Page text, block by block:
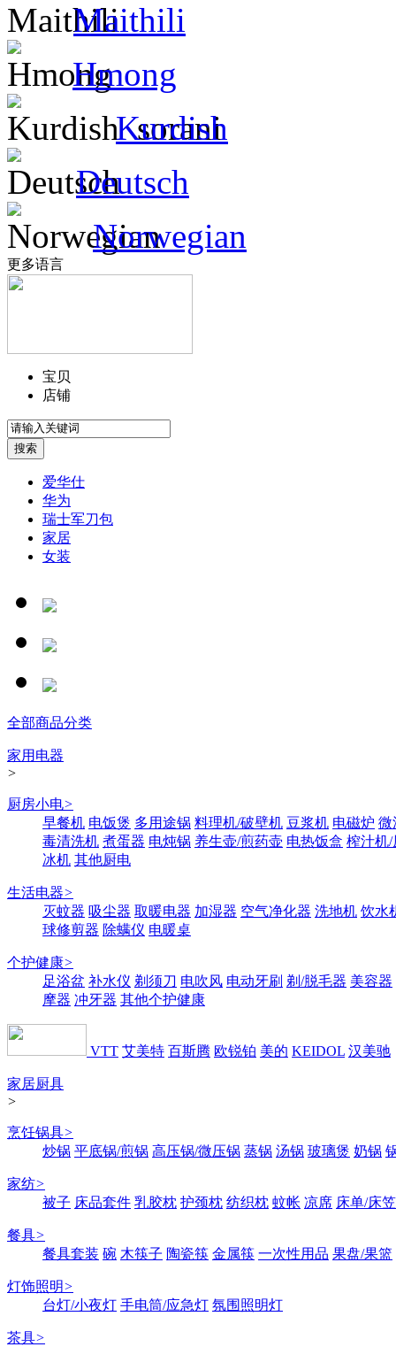
Maithili
Hmong
Kurdish
Deutsch
Norwegian
更多语言
宝贝
店铺
爱华仕
华为
瑞士军刀包
家居
女装
全部商品分类
家用电器
>
厨房小电>
早餐机 电饭煲 多用途锅 料理机/破壁机 豆浆机 电磁炉 微
毒清洗机 煮蛋器 电炖锅 养生壶/煎药壶 电热饭盒 榨汁机/
冰机 其他厨电
生活电器>
灭蚊器 吸尘器 取暖电器 加湿器 空气净化器 洗地机 饮水
球修剪器 除螨仪 电暖桌
个护健康>
足浴盆 补水仪 剃须刀 电吹风 电动牙刷 剃/脱毛器 美容器
摩器 冲牙器 其他个护健康
VTT 艾美特 百斯腾 欧锐铂 美的 KEIDOL 汉美驰
家居厨具
>
烹饪锅具>
炒锅 平底锅/煎锅 高压锅/微压锅 蒸锅 汤锅 玻璃煲 奶锅
家纺>
被子 床品套件 乳胶枕 护颈枕 纺织枕 蚊帐 凉席 床单/床笠
餐具>
餐具套装 碗 木筷子 陶瓷筷 金属筷 一次性用品 果盘/果篮
灯饰照明>
台灯/小夜灯 手电筒/应急灯 氛围照明灯
茶具>